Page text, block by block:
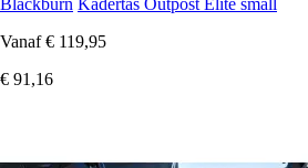
Blackburn Kadertas Outpost Elite small
Vanaf € 119,95
€ 91,16